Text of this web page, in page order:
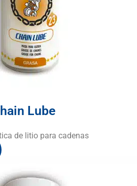
Lube
de litio para cadenas